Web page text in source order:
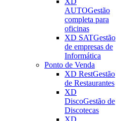
AUTOGestão
completa para
oficinas
XD SATGestão
de empresas de
Informática
Ponto de Venda
XD RestGestão
de Restaurantes
XD
DiscoGestão de
Discotecas
XD